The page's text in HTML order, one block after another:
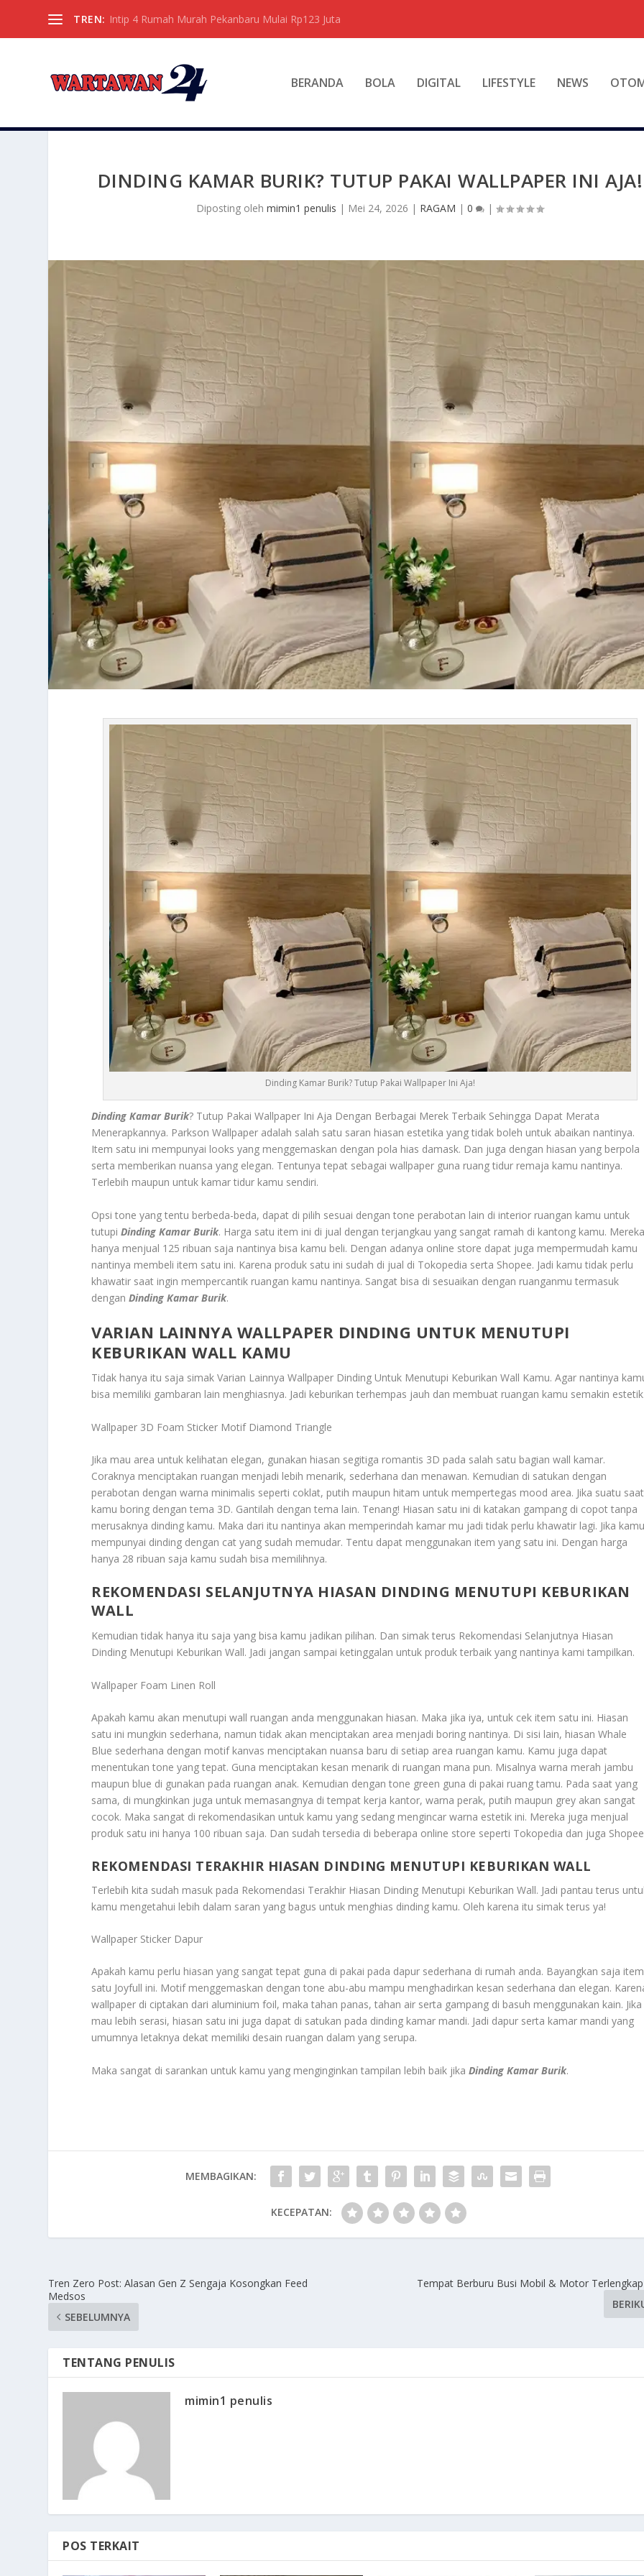
TREN: Intip 4 Rumah Murah Pekanbaru Mulai Rp123 Juta
BERANDA BOLA DIGITAL LIFESTYLE NEWS
DINDING KAMAR BURIK? TUTUP PAKAI WALLPAPER INI AJA!
Diposting olehmimin1 penulis | Mei 24, 2026 | RAGAM |0 |
Dinding Kamar Burik? Tutup Pakai Wallpaper Ini Aja!
Dinding Kamar Burik? Tutup Pakai Wallpaper Ini Aja Dengan Berbagai Merek Terbaik Sehingga Dapat Merata
Menerapkannya. Parkson Wallpaper adalah salah satu saran hiasan estetika yang tidak boleh untuk abaikan nantinya.
Item satu ini mempunyai looks yang menggemaskan dengan pola hias damask. Dan juga dengan hiasan yang berpola
serta memberikan nuansa yang elegan. Tentunya tepat sebagai wallpaper guna ruang tidur remaja kamu nantinya.
Terlebih maupun untuk kamar tidur kamu sendiri.
Opsi tone yang tentu berbeda-beda, dapat di pilih sesuai dengan tone perabotan lain di interior ruangan kamu untuk
tutupiDinding Kamar Burik. Harga satu item ini di jual dengan terjangkau yang sangat ramah di kantong kamu.
hanya menjual 125 ribuan saja nantinya bisa kamu beli. Dengan adanya online store dapat juga mempermudah kamu
nantinya membeli item satu ini. Karena produk satu ini sudah di jual di Tokopedia serta Shopee. Jadi kamu tidak perlu
khawatir saat ingin mempercantik ruangan kamu nantinya. Sangat bisa di sesuaikan dengan ruanganmu termasuk
denganDinding Kamar Burik.
VARIAN LAINNYA WALLPAPER DINDING UNTUK MENUTUPI
KEBURIKAN WALL KAMU
Tidak hanya itu saja simakVarian Lainnya Wallpaper Dinding Untuk Menutupi Keburikan Wall Kamu. Agar nantinya
bisa memiliki gambaran lain menghiasnya. Jadi keburikan terhempas jauh dan membuat ruangan kamu semakin
Wallpaper 3D Foam Sticker Motif Diamond Triangle
Jika mau area untuk kelihatan elegan, gunakan hiasan segitiga romantis 3D pada salah satu bagian wall kamar.
Coraknya menciptakan ruangan menjadi lebih menarik, sederhana dan menawan. Kemudian di satukan dengan
perabotan dengan warna minimalis seperti coklat, putih maupun hitam untuk mempertegas mood area. Jika suatu saat
kamu boring dengan tema 3D. Gantilah dengan tema lain. Tenang! Hiasan satu ini di katakan gampang di copot tanpa
merusaknya dinding kamu. Maka dari itu nantinya akan memperindah kamar mu jadi tidak perlu khawatir lagi. Jika
mempunyai dinding dengan cat yang sudah memudar. Tentu dapat menggunakan item yang satu ini. Dengan harga
hanya 28 ribuan saja kamu sudah bisa memilihnya.
REKOMENDASI SELANJUTNYA HIASAN DINDING MENUTUPI KEBURIKAN
WALL
Kemudian tidak hanya itu saja yang bisa kamu jadikan pilihan. Dan simak terus Rekomendasi Selanjutnya Hiasan
Dinding Menutupi Keburikan Wall. Jadi jangan sampai ketinggalan untuk produk terbaik yang nantinya kami tampilkan.
Wallpaper Foam Linen Roll
Apakah kamu akan menutupi wall ruangan anda menggunakan hiasan. Maka jika iya, untuk cek item satu ini. Hiasan
satu ini mungkin sederhana, namun tidak akan menciptakan area menjadi boring nantinya. Di sisi lain, hiasan Whale
Blue sederhana dengan motif kanvas menciptakan nuansa baru di setiap area ruangan kamu. Kamu juga dapat
menentukan tone yang tepat. Guna menciptakan kesan menarik di ruangan mana pun. Misalnya warna merah jambu
maupun blue di gunakan pada ruangan anak. Kemudian dengan tone green guna di pakai ruang tamu. Pada saat yang
sama, di mungkinkan juga untuk memasangnya di tempat kerja kantor, warna perak, putih maupun grey akan sangat
cocok. Maka sangat di rekomendasikan untuk kamu yang sedang mengincar warna estetik ini. Mereka juga menjual
produk satu ini hanya 100 ribuan saja. Dan sudah tersedia di beberapa online store seperti Tokopedia dan juga
REKOMENDASI TERAKHIR HIASAN DINDING MENUTUPI KEBURIKAN WALL
Terlebih kita sudah masuk pada Rekomendasi Terakhir Hiasan Dinding Menutupi Keburikan Wall. Jadi pantau terus
kamu mengetahui lebih dalam saran yang bagus untuk menghias dinding kamu. Oleh karena itu simak terus ya!
Wallpaper Sticker Dapur
Apakah kamu perlu hiasan yang sangat tepat guna di pakai pada dapur sederhana di rumah anda. Bayangkan saja item
satu Joyfull ini. Motif menggemaskan dengan tone abu-abu mampu menghadirkan kesan sederhana dan elegan.
wallpaper di ciptakan dari aluminium foil, maka tahan panas, tahan air serta gampang di basuh menggunakan kain. Jika
mau lebih serasi, hiasan satu ini juga dapat di satukan pada dinding kamar mandi. Jadi dapur serta kamar mandi yang
umumnya letaknya dekat memiliki desain ruangan dalam yang serupa.
Maka sangat di sarankan untuk kamu yang menginginkan tampilan lebih baik jikaDinding Kamar Burik.
MEMBAGIKAN:
KECEPATAN:
Tren Zero Post: Alasan Gen Z Sengaja Kosongkan Feed
Medsos
SEBELUMNYA
Tempat Berburu Busi Mobil & Motor
TENTANG PENULIS
mimin1 penulis
POS TERKAIT